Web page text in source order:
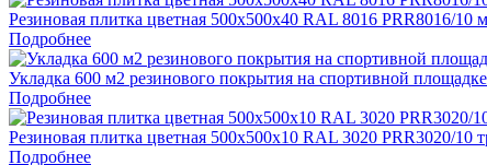
Резиновая плитка цветная 500х500х40 RAL 8016 PRR8016/10
Подробнее
Укладка 600 м2 резинового покрытия на спортивной
Подробнее
Резиновая плитка цветная 500х500х10 RAL 3020 PRR3020/10
Подробнее